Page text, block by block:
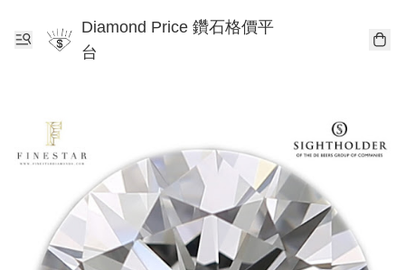
Diamond Price 鑽石格價平
台